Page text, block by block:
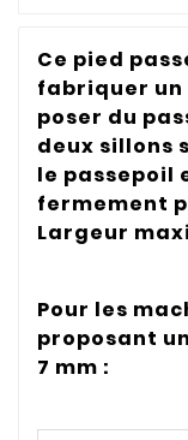
Ce pied
fabriquer un
poser du
deux sillons
le passepoil
fermement
Largeur
Pour les
proposant
7 mm :